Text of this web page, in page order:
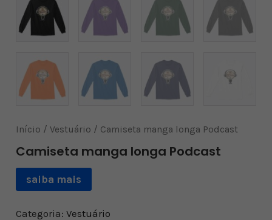
Início / Vestuário / Camiseta manga longa Podcast
Camiseta manga longa Podcast
saiba mais
Categoria: Vestuário